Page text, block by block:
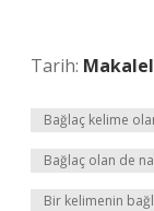
Tarih:
Bağlaç kelime
Bağlaç olan de
Bir kelimenin